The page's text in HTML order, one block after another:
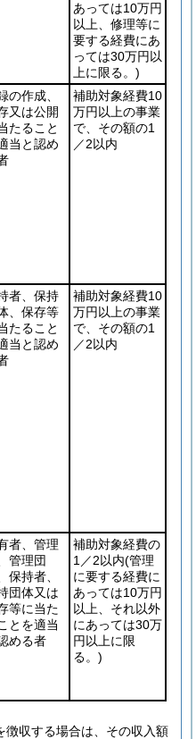
あっては10万円
以上、修理等に
要する経費にあ
っては30万円以
上に限る。)
の作成、
又は公開
たること
当と認め
補助対象経費10
万円以上の事業
で、その額の1
／2以内
者、保持
、保存等
たること
当と認め
補助対象経費10
万円以上の事業
で、その額の1
／2以内
者、管理
管理団
保持者、
団体又は
等に当た
とを適当
める者
補助対象経費の
1／2以内(管理
に要する経費に
あっては10万円
以上、それ以外
にあっては30万
円以上に限
る。)
収する場合は、その収入額